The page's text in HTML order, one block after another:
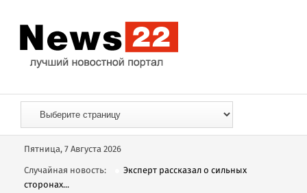
Пятница, 7 Августа 2026
Случайная новость:
Эксперт рассказал о сильных
сторонах...